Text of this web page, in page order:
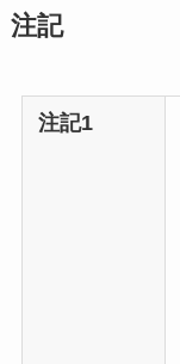
注記
注記1